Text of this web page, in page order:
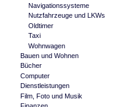
Navigationssysteme
Nutzfahrzeuge und LKWs
Oldtimer
Taxi
Wohnwagen
Bauen und Wohnen
Bücher
Computer
Dienstleistungen
Film, Foto und Musik